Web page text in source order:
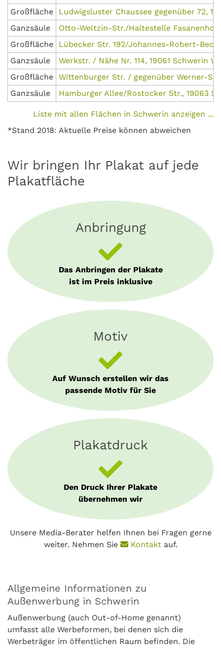
Großfläche
Ludwigsluster Chaussee gegenüber 72,
Ganzsäule
Otto-Weltzin-Str./Haltestelle Fasanenhof,
Großfläche
Lübecker Str. 192/Johannes-Robert-
Ganzsäule
Werkstr. / Nähe Nr. 114, 19061 Schwerin
Großfläche Wittenburger Str. / gegenüber Werner-
Ganzsäule
Hamburger Allee/Rostocker Str., 19063
Liste mit allen Flächen in Schwerin anzeigen ...
*Stand 2018: Aktuelle Preise können abweichen
Wir bringen Ihr Plakat auf jede
Plakatfläche
Anbringung
Das Anbringen der Plakate
ist im Preis inklusive
Motiv
Auf Wunsch erstellen wir das
passende Motiv für Sie
Plakatdruck
Den Druck Ihrer Plakate
übernehmen wir
Unsere Media-Berater helfen Ihnen bei Fragen gerne
weiter. Nehmen Sie
Kontaktauf.
Allgemeine Informationen zu
Außenwerbung in Schwerin
Außenwerbung (auch Out-of-Home genannt)
umfasst alle Werbeformen, bei denen sich die
Werbeträger im öffentlichen Raum befinden. Die